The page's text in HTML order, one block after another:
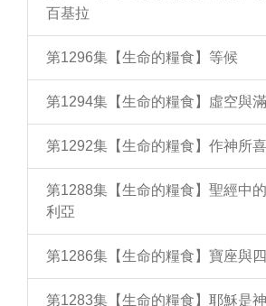
百基拉
第1296集【生命的糧食】等候
第1294集【生命的糧食】虛空與
第1292集【生命的糧食】作神所
第1288集【生命的糧食】聖經中
利亞
第1286集【生命的糧食】寶座與
第1283集【生命的糧食】耶穌是